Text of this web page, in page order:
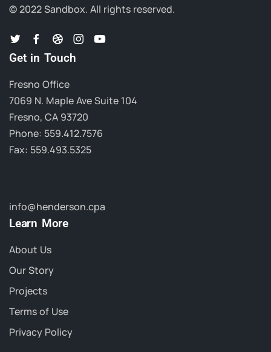
© 2022 Sandbox. All rights reserved.
Get in Touch
Fresno Office
7069 N. Maple Ave Suite 104
Fresno, CA 93720
Phone: 559.412.7576
Fax: 559.493.5325
info@henderson.cpa
Learn More
About Us
Our Story
Projects
Terms of Use
Privacy Policy